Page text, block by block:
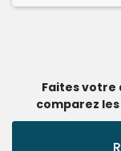
Faites votre
comparez